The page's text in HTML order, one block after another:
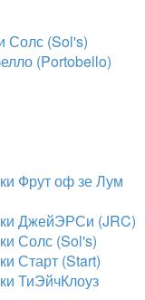
Солс (Sol's)
(Portobello)
Фрут оф зе Лум
ДжейЭРСи (JRC)
Солс (Sol's)
Старт (Start)
ТиЭйчКлоуз